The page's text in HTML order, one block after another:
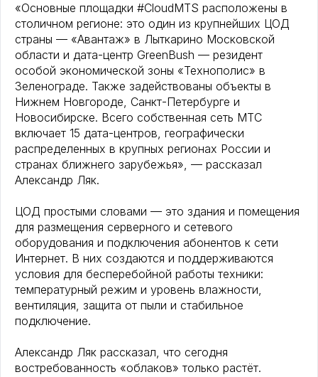
«Основные площадки #CloudMTS расположены в
столичном регионе: это один из крупнейших ЦОД
страны — «Авантаж» в Лыткарино Московской
области и дата-центр GreenBush — резидент
особой экономической зоны «Технополис» в
Зеленограде. Также задействованы объекты в
Нижнем Новгороде, Санкт-Петербурге и
Новосибирске. Всего собственная сеть МТС
включает 15 дата-центров, географически
распределенных в крупных регионах России и
странах ближнего зарубежья», — рассказал
Александр Ляк.
ЦОД простыми словами — это здания и помещения
для размещения серверного и сетевого
оборудования и подключения абонентов к сети
Интернет. В них создаются и поддерживаются
условия для бесперебойной работы техники:
температурный режим и уровень влажности,
вентиляция, защита от пыли и стабильное
подключение.
Александр Ляк рассказал, что сегодня
востребованность «облаков» только растёт.